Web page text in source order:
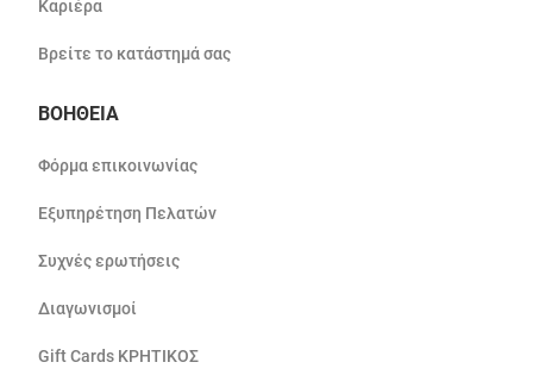
Καριέρα
Βρείτε το κατάστημά σας
ΒΟΗΘΕΙΑ
Φόρμα επικοινωνίας
Εξυπηρέτηση Πελατών
Συχνές ερωτήσεις
Διαγωνισμοί
Gift Cards ΚΡΗΤΙΚΟΣ